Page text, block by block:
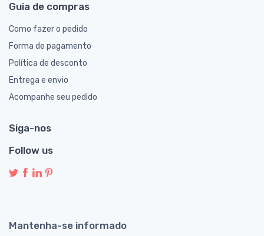
Guia de compras
Como fazer o pedido
Forma de pagamento
Política de desconto
Entrega e envio
Acompanhe seu pedido
Siga-nos
Follow us
Mantenha-se informado